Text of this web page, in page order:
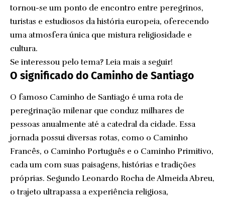
tornou-se um ponto de encontro entre peregrinos,
turistas e estudiosos da história europeia, oferecendo
uma atmosfera única que mistura religiosidade e
cultura.
Se interessou pelo tema? Leia mais a seguir!
O significado do Caminho de Santiago
O famoso Caminho de Santiago é uma rota de
peregrinação milenar que conduz milhares de
pessoas anualmente até a catedral da cidade. Essa
jornada possui diversas rotas, como o Caminho
Francês, o Caminho Português e o Caminho Primitivo,
cada um com suas paisagens, histórias e tradições
próprias. Segundo Leonardo Rocha de Almeida Abreu,
o trajeto ultrapassa a experiência religiosa,